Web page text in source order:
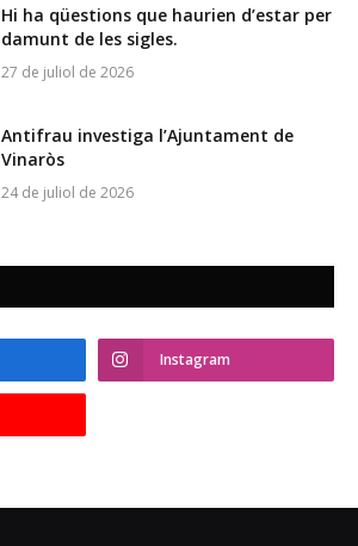
Hi ha qüestions que haurien d’estar per
damunt de les sigles.
27 de juliol de 2026
Antifrau investiga l’Ajuntament de
Vinaròs
24 de juliol de 2026
Instagram